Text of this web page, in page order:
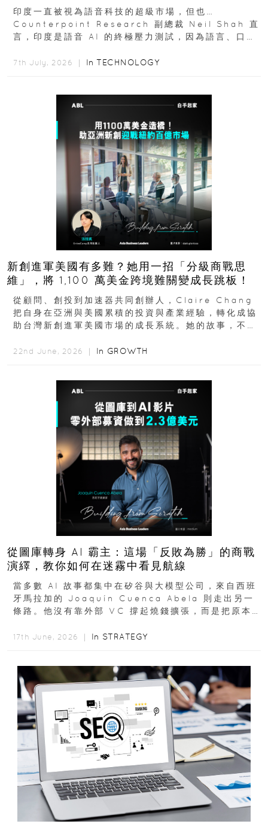
十億人市場？
印度一直被視為語音科技的超級市場，但也…
Counterpoint Research 副總裁 Neil Shah 直
言，印度是語音 AI 的終極壓力測試，因為語言、口音
7th July, 2026 ｜ In TECHNOLOGY
新創進軍美國有多難？她用一招「分級商戰思
維」，將 1,100 萬美金跨境難關變成長跳板！
從顧問、創投到加速器共同創辦人，Claire Chang
把自身在亞洲與美國累積的投資與產業經驗，轉化成協
助台灣新創進軍美國市場的成長系統。她的故事，不只
22nd June, 2026 ｜ In GROWTH
從圖庫轉身 AI 霸主：這場「反敗為勝」的商戰
演繹，教你如何在迷霧中看見航線
當多數 AI 故事都集中在矽谷與大模型公司，來自西班
牙馬拉加的 Joaquín Cuenca Abela 則走出另一
條路。他沒有靠外部 VC 撐起燒錢擴張，而是把原本
17th June, 2026 ｜ In STRATEGY